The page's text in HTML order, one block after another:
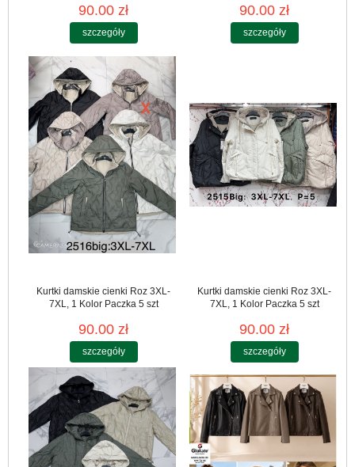
90.00 zł
szczegóły
90.00 zł
szczegóły
Kurtki damskie cienki Roz 3XL-
7XL, 1 Kolor Paczka 5 szt
90.00 zł
szczegóły
Kurtki damskie cienki Roz 3XL-
7XL, 1 Kolor Paczka 5 szt
90.00 zł
szczegóły